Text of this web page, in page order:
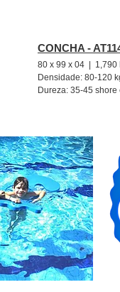
CONCHA -
80 x 99 x 04 | 1,790
Densidade: 80-120
Dureza: 35-45 shore